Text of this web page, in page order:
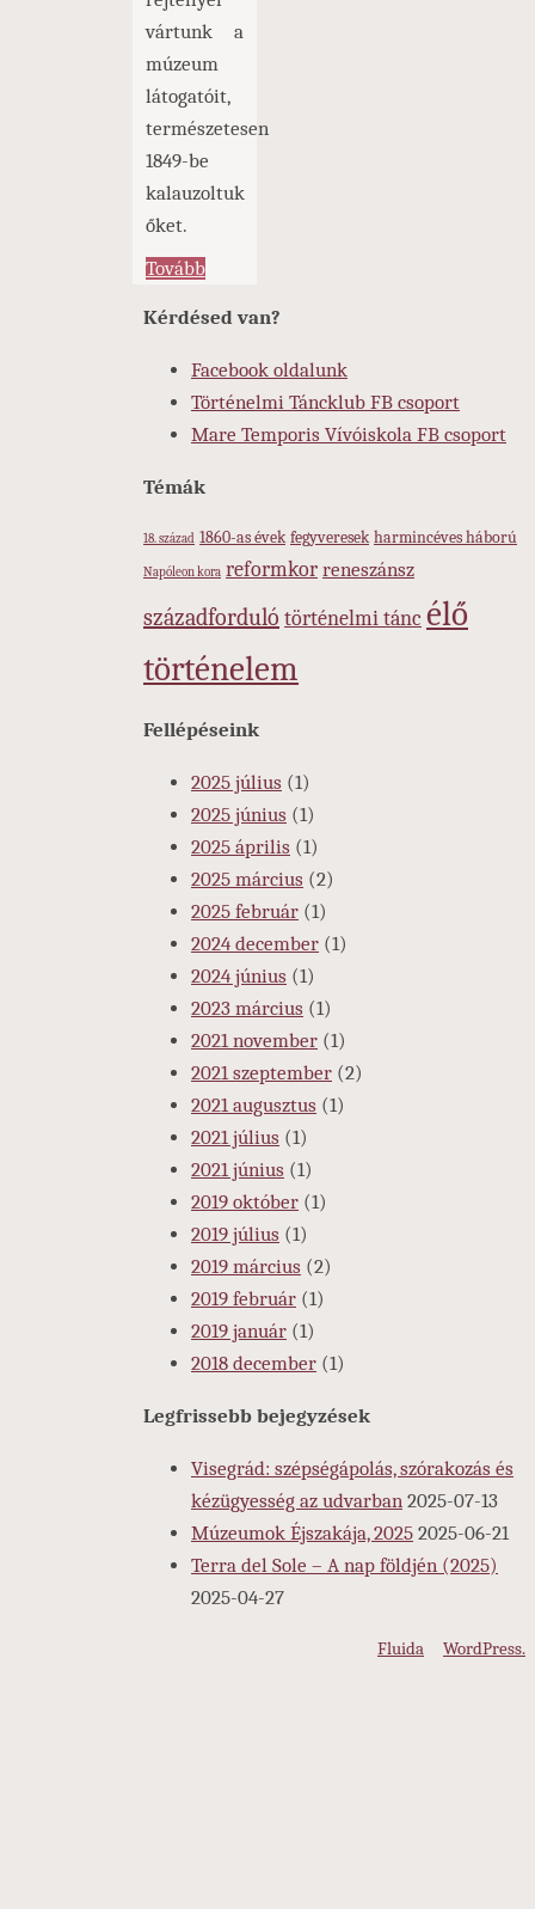
vártunk a
múzeum
látogatóit,
természetesen
1849-be
kalauzoltuk
őket.
Tovább"Kémjáték
múzeumban"
Kérdésed van?
Facebook oldalunk
Történelmi Táncklub FB csoport
Mare Temporis Vívóiskola FB csoport
Témák
18. század 1860-as évek fegyveresek harmincéves háború
Napóleon kora reformkor reneszánsz
századforduló történelmi tánc élő
történelem
Fellépéseink
2025 július (1)
2025 június (1)
2025 április (1)
2025 március (2)
2025 február (1)
2024 december (1)
2024 június (1)
2023 március (1)
2021 november (1)
2021 szeptember (2)
2021 augusztus (1)
2021 július (1)
2021 június (1)
2019 október (1)
2019 július (1)
2019 március (2)
2019 február (1)
2019 január (1)
2018 december (1)
Legfrissebb bejegyzések
Visegrád: szépségápolás, szórakozás és
kézügyesség az udvarban 2025-07-13
Múzeumok Éjszakája, 2025 2025-06-21
Terra del Sole – A nap földjén (2025)
2025-04-27
Fluida WordPress.